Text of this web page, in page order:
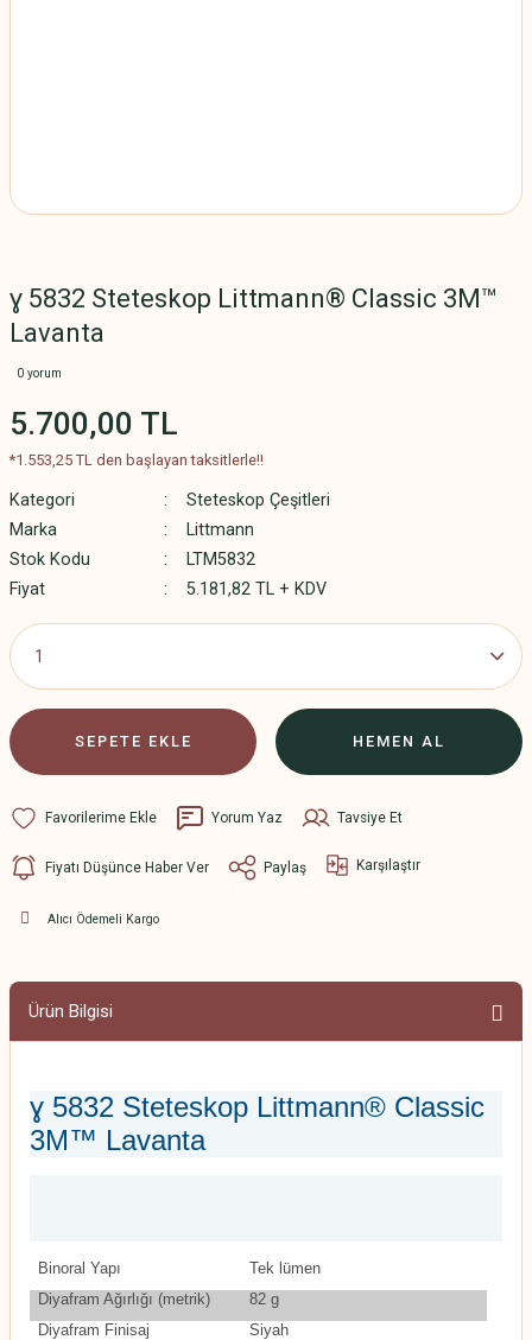
ɣ 5832 Steteskop Littmann® Classic 3M™
Lavanta
0 yorum
5.700,00 TL
*1.553,25 TL den başlayan taksitlerle!!
Kategori
Steteskop Çeşitleri
Marka
Littmann
Stok Kodu
LTM5832
Fiyat
5.181,82 TL + KDV
SEPETE EKLE HEMEN AL
Yorum Yaz Tavsiye Et
Fiyatı Düşünce Haber Ver Paylaş Karşılaştır
Alıcı Ödemeli Kargo
Ürün Bilgisi
ɣ 5832 Steteskop Littmann® Classic
3M™ Lavanta
Binoral Yapı
Tek lümen
Diyafram Ağırlığı (metrik)
82 g
Diyafram Finisaj
Siyah